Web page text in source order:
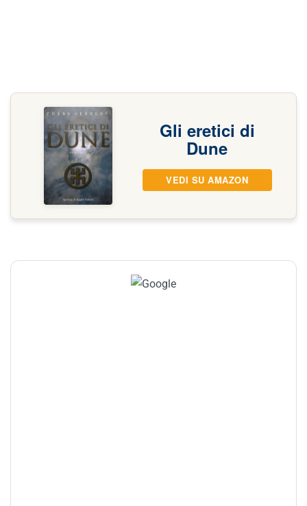
Gli eretici di
Dune
VEDI SU AMAZON